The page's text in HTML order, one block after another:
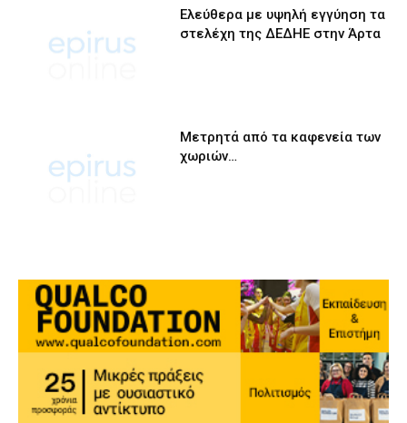
Ελεύθερα με υψηλή εγγύηση τα
στελέχη της ΔΕΔΗΕ στην Άρτα
Μετρητά από τα καφενεία των
χωριών…